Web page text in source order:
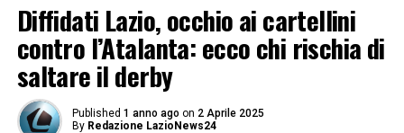
Diffidati Lazio, occhio ai cartellini
contro l’Atalanta: ecco chi rischia di
saltare il derby
Published 1 anno ago on 2 Aprile 2025
By Redazione LazioNews24